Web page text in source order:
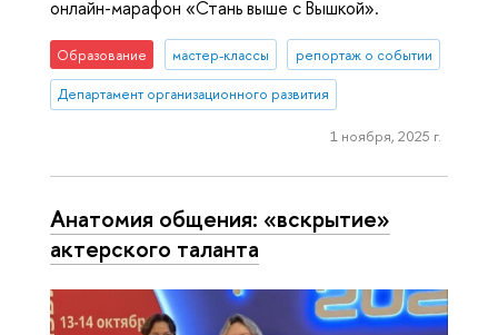
онлайн-марафон «Стань выше с Вышкой».
Образование мастер-классы репортаж о событии
Департамент организационного развития
1 ноября, 2025 г.
Анатомия общения: «вскрытие»
актерского таланта